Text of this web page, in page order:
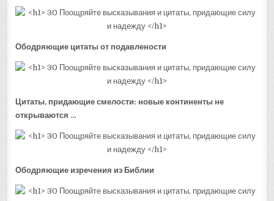
Ободряющие цитаты от подавлености
Цитаты, придающие смелости: новые континенты не
открываются …
Ободряющие изречения из Библии